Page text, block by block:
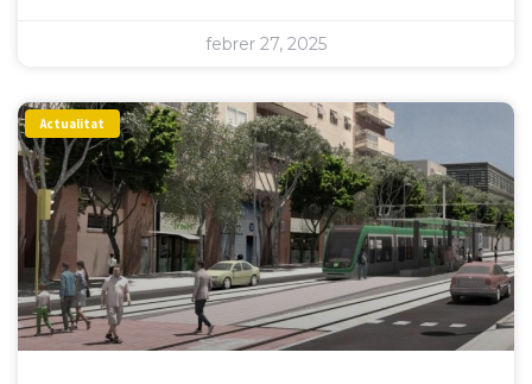
febrer 27, 2025
Actualitat